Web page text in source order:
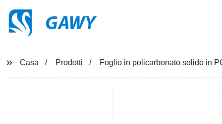
GAWY
Casa Prodotti Foglio in policarbonato solido in